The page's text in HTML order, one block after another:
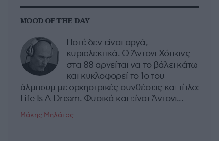
MOOD OF THE DAY
Ποτέ δεν είναι αργά,
κυριολεκτικά. Ο Άντονι Χόπκινς
στα 88 αρνείται να το βάλει κάτω
και κυκλοφορεί το 1ο του
άλμπουμ με ορχηστρικές συνθέσεις και τίτλο:
Life Is A Dream. Φυσικά και είναι Άντονι...
Μάκης Μηλάτος